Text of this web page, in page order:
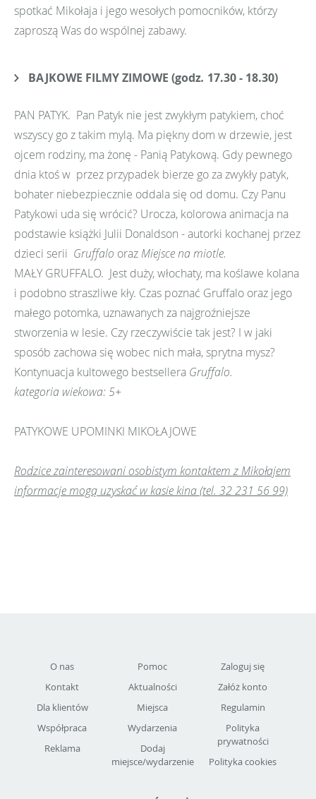
spotkać Mikołaja i jego wesołych pomocników, którzy
zaproszą Was do wspólnej zabawy.
BAJKOWE FILMY ZIMOWE (godz. 17.30 - 18.30)
PAN PATYK. Pan Patyk nie jest zwykłym patykiem, choć
wszyscy go z takim mylą. Ma piękny dom w drzewie, jest
ojcem rodziny, ma żonę - Panią Patykową. Gdy pewnego
dnia ktoś w przez przypadek bierze go za zwykły patyk,
bohater niebezpiecznie oddala się od domu. Czy Panu
Patykowi uda się wrócić? Urocza, kolorowa animacja na
podstawie książki Julii Donaldson - autorki kochanej przez
dzieci serii Gruffalo oraz Miejsce na miotle.
MAŁY GRUFFALO. Jest duży, włochaty, ma koślawe kolana
i podobno straszliwe kły. Czas poznać Gruffalo oraz jego
małego potomka, uznawanych za najgroźniejsze
stworzenia w lesie. Czy rzeczywiście tak jest? I w jaki
sposób zachowa się wobec nich mała, sprytna mysz?
Kontynuacja kultowego bestsellera Gruffalo.
kategoria wiekowa: 5+
PATYKOWE UPOMINKI MIKOŁAJOWE
Rodzice zainteresowani osobistym kontaktem z Mikołajem
informacje mogą uzyskać w kasie kina (tel. 32 231 56 99)
O nas
Kontakt
Dla klientów
Współpraca
Reklama
Pomoc
Aktualności
Miejsca
Wydarzenia
Dodaj
miejsce/wydarzenie
Zaloguj się
Załóż konto
Regulamin
Polityka
prywatności
Polityka cookies